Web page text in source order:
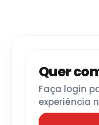
Quer
Faça login
experiência